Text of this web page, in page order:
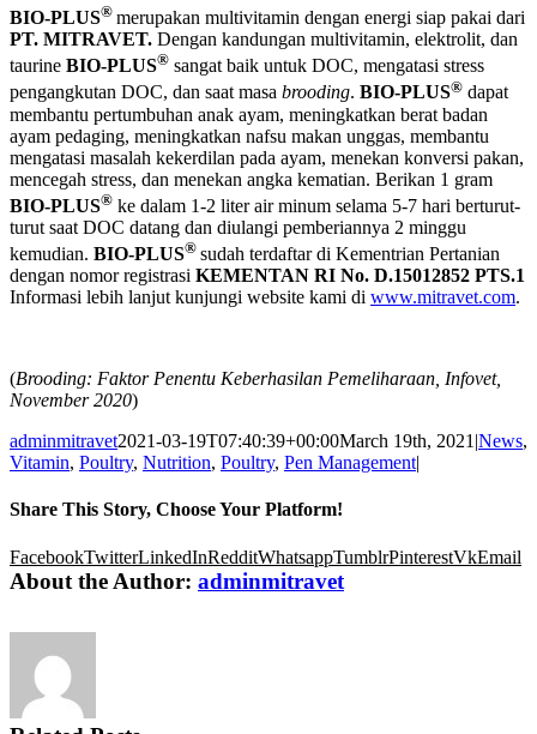
BIO-PLUS® merupakan multivitamin dengan energi siap pakai dari
PT. MITRAVET. Dengan kandungan multivitamin, elektrolit, dan
taurine BIO-PLUS® sangat baik untuk DOC, mengatasi stress
pengangkutan DOC, dan saat masa brooding. BIO-PLUS® dapat
membantu pertumbuhan anak ayam, meningkatkan berat badan
ayam pedaging, meningkatkan nafsu makan unggas, membantu
mengatasi masalah kekerdilan pada ayam, menekan konversi pakan,
mencegah stress, dan menekan angka kematian. Berikan 1 gram
BIO-PLUS® ke dalam 1-2 liter air minum selama 5-7 hari berturut-
turut saat DOC datang dan diulangi pemberiannya 2 minggu
kemudian. BIO-PLUS® sudah terdaftar di Kementrian Pertanian
dengan nomor registrasi KEMENTAN RI No. D.15012852 PTS.1
Informasi lebih lanjut kunjungi website kami di www.mitravet.com.
(Brooding: Faktor Penentu Keberhasilan Pemeliharaan, Infovet,
November 2020)
adminmitravet2021-03-19T07:40:39+00:00March 19th, 2021 |News,
Vitamin, Poultry, Nutrition, Poultry, Pen Management|
Share This Story, Choose Your Platform!
FacebookTwitterLinkedInRedditWhatsappTumblrPinterestVkEmail
About the Author: adminmitravet